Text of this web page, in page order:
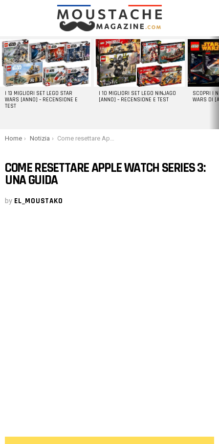
LATEST
STORIES
I 13 MIGLIORI SET LEGO STAR
WARS [ANNO] – RECENSIONE E
TEST
I 10 MIGLIORI SET LEGO NINJAGO
[ANNO] – RECENSIONE E TEST
SCOPRI I
WARS DI
You are here:
Home Notizia Come resettare Apple Watch Series 3: una guida
COME RESETTARE APPLE WATCH SERIES 3:
UNA GUIDA
by EL_MOUSTAKO